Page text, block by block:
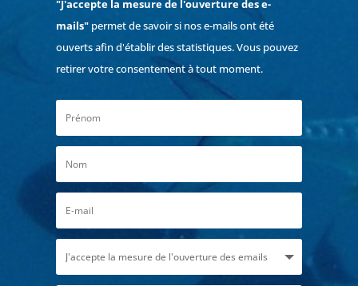
"J'accepte la mesure de l'ouverture des e-
mails"permet de savoir si nos e-mails ont été
ouverts afin d'établir des statistiques. Vous pouvez
retirer votre consentement à tout moment.